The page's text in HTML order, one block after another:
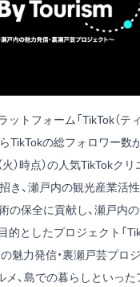
トフォーム「TikTok（ティ
TikTokの総フォロワー数
火）時点）の人気TikTokク
招き、瀬戸内の観光産業活
の保全に貢献し、瀬戸内
的としたプロジェクト「
魅力発信・裏瀬戸芸プロ
メ、島での暮らしといった